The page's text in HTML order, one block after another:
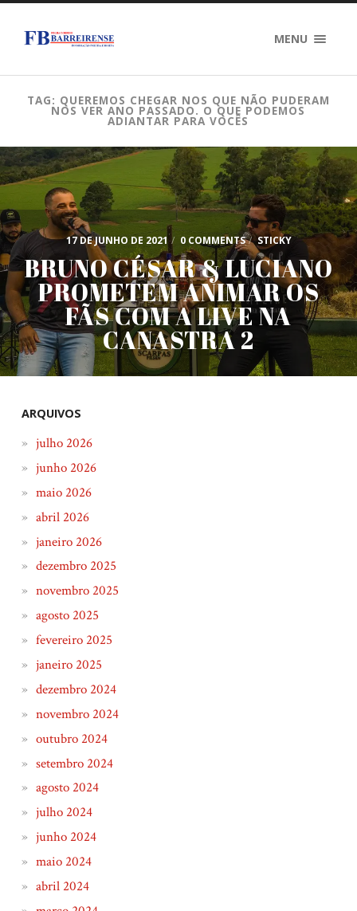
MENU
TAG: QUEREMOS CHEGAR NOS QUE NÃO PUDERAM
NOS VER ANO PASSADO. O QUE PODEMOS
ADIANTAR PARA VOCÊS
17 DE JUNHO DE 2021 / 0 COMMENTS / STICKY
BRUNO CÉSAR & LUCIANO
PROMETEM ANIMAR OS
FÃS COM A LIVE NA
CANASTRA 2
ARQUIVOS
julho 2026
junho 2026
maio 2026
abril 2026
janeiro 2026
dezembro 2025
novembro 2025
agosto 2025
fevereiro 2025
janeiro 2025
dezembro 2024
novembro 2024
outubro 2024
setembro 2024
agosto 2024
julho 2024
junho 2024
maio 2024
abril 2024